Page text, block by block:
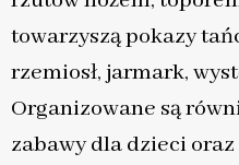
towarzyszą pokazy
rzemiosł, jarmark,
Organizowane są
zabawy dla dzieci